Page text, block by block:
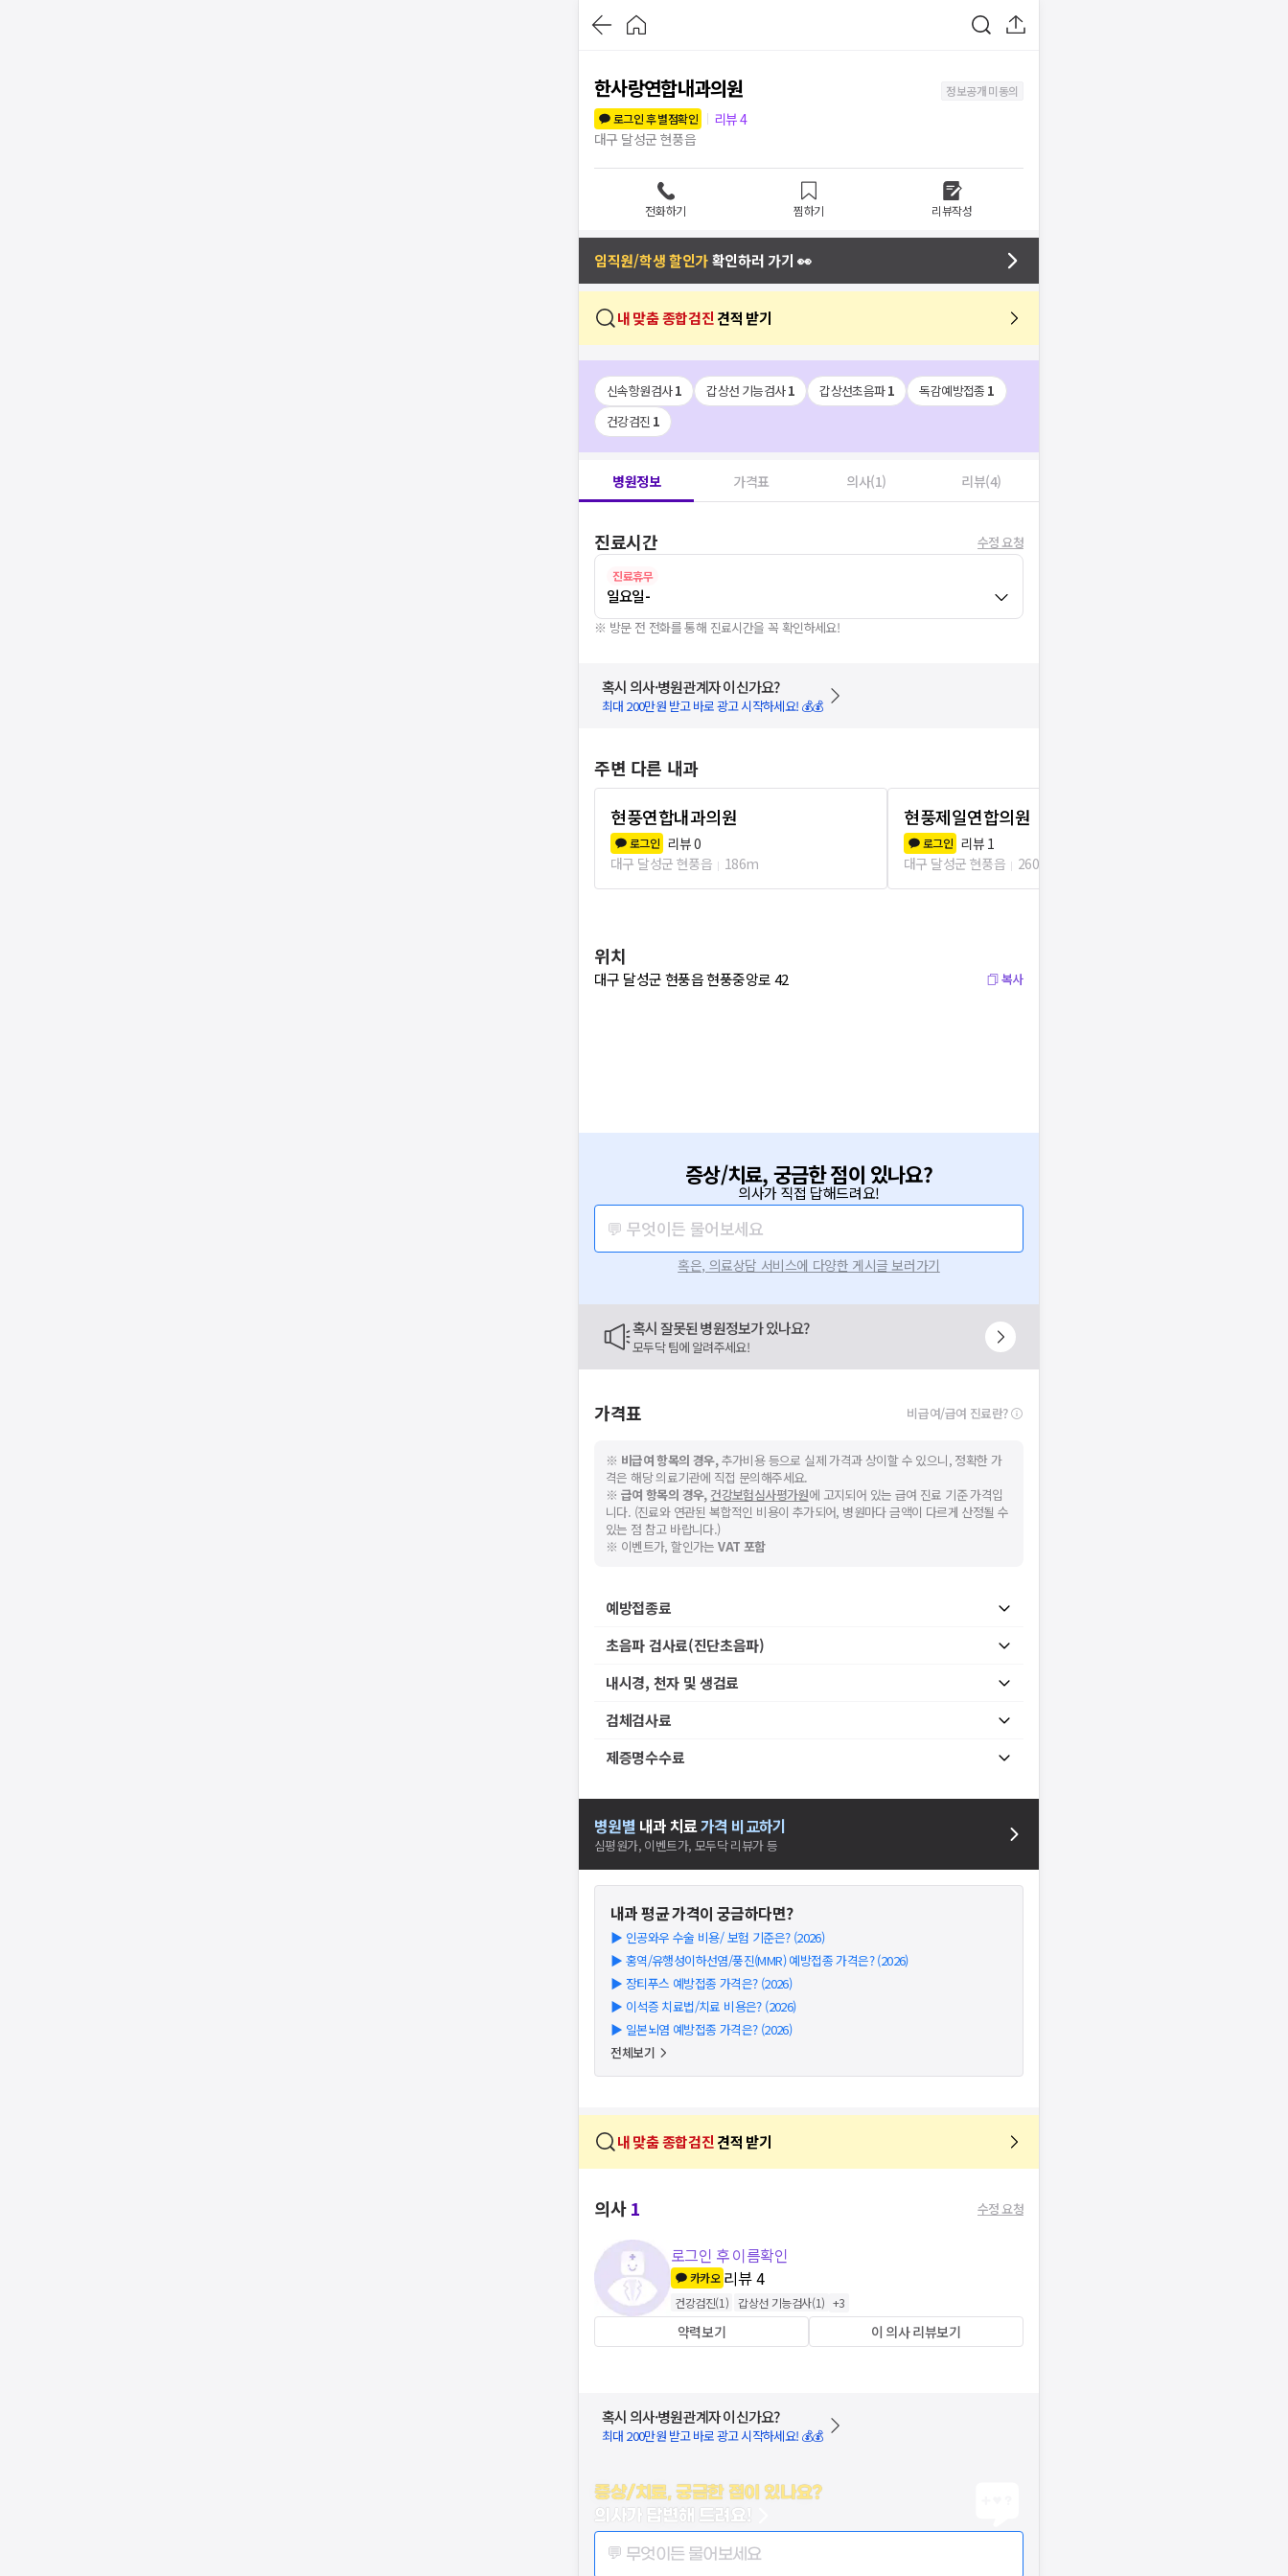
한사랑연합내과의원
정보공개 미동의
로그인 후 별점확인
리뷰4
대구 달성군 현풍읍
전화하기 찜하기 리뷰작성
임직원/학생 할인가확인하러 가기 👀
내 맞춤 종합검진 견적 받기
신속항원검사1 갑상선 기능검사1 갑상선초음파1 독감예방접종 1
건강검진 1
병원정보 가격표 의사(1) 리뷰(4)
진료시간 수정 요청
진료휴무
일요일-
※ 방문 전 전화를 통해 진료시간을 꼭 확인하세요!
혹시 의사·병원관계자 이신가요?
최대 200만원 받고 바로 광고 시작하세요! 💰💰
주변 다른 내과
현풍연합내과의원
로그인 리뷰0
대구 달성군 현풍읍
186m
현풍제일연합의원
로그인 리뷰 1
대구 달성군 현풍읍
260m
위치
대구 달성군 현풍읍 현풍중앙로 42 복사
증상/치료, 궁금한 점이 있나요?
의사가 직접 답해드려요!
💬 무엇이든 물어보세요
혹은, 의료상담 서비스에 다양한 게시글 보러가기
혹시 잘못된 병원정보가 있나요?
모두닥 팀에 알려주세요!
가격표 비급여/급여 진료란?
※ 비급여 항목의 경우,추가비용 등으로 실제 가격과 상이할 수 있으니, 정확한 가
격은 해당 의료기관에 직접 문의해주세요.
※ 급여 항목의 경우, 건강보험심사평가원에 고지되어 있는 급여 진료 기준 가격입
니다. (진료와 연관된 복합적인 비용이 추가되어, 병원마다 금액이 다르게 산정될 수
있는 점 참고 바랍니다.)
※ 이벤트가, 할인가는VAT 포함
예방접종료
초음파 검사료(진단초음파)
내시경, 천자 및 생검료
검체검사료
제증명수수료
병원별 내과치료가격 비교하기
심평원가, 이벤트가, 모두닥 리뷰가 등
내과평균 가격이 궁금하다면?
▶ 인공와우 수술 비용/ 보험 기준은? (2026)
▶ 홍역/유행성이하선염/풍진(MMR) 예방접종 가격은? (2026)
▶ 장티푸스 예방접종 가격은? (2026)
▶ 이석증 치료법/치료 비용은? (2026)
▶ 일본뇌염 예방접종 가격은? (2026)
전체보기
내 맞춤 종합검진 견적 받기
의사1 수정 요청
로그인 후 이름확인
카카오 리뷰4
건강검진(1) 갑상선 기능검사(1) +3
약력보기 이 의사 리뷰보기
혹시 의사·병원관계자 이신가요?
최대 200만원 받고 바로 광고 시작하세요! 💰💰
증상/치료, 궁금한 점이 있나요?
의사가 답변해 드려요!
💬 무엇이든 물어보세요